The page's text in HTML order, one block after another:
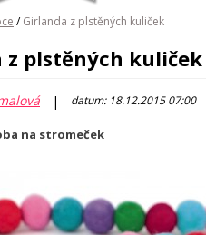
/ Girlanda z plstěných kuliček
z plstěných kuliček
| datum: 18.12.2015 07:00
na stromeček